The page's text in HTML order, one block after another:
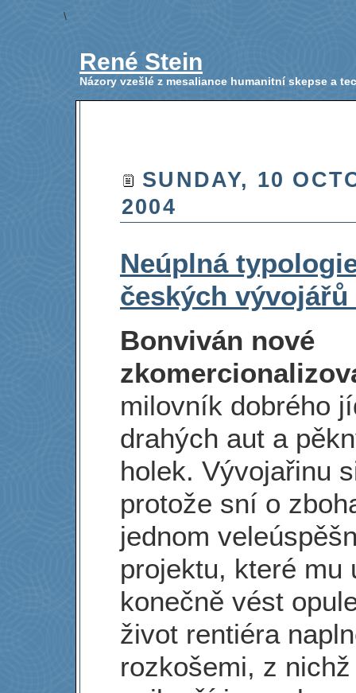
\
René Stein
Názory vzešlé z mesaliance humanitní skepse a
SUNDAY, 10
2004
Neúplná
českých vývojářů
Bonviván nové
milovník dobrého
drahých aut a
holek. Vývojařinu
protože sní o
jednom
projektu, které mu
konečně vést
život rentiéra
rozkošemi, z